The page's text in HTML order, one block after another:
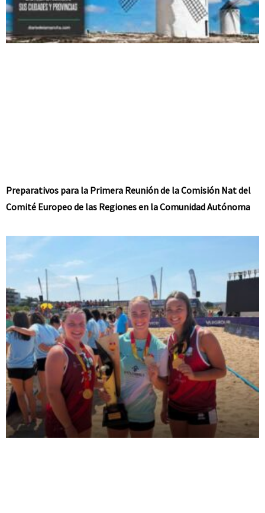
Preparativos para la Primera Reunión de la Comisión Nat del
Comité Europeo de las Regiones en la Comunidad Autónoma